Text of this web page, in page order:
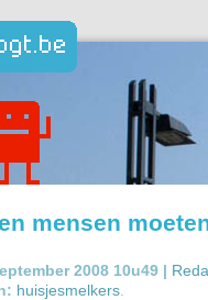
mensen
2008 10u49 |
huisjesmelkers